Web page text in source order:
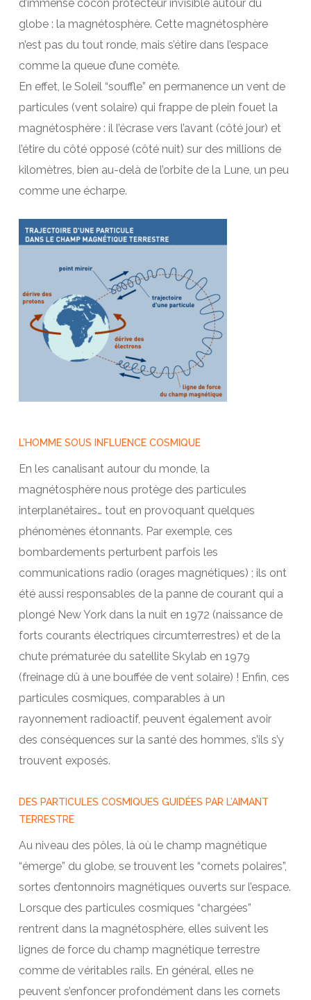
d’immense cocon protecteur invisible autour du
globe : la magnétosphère. Cette magnétosphère
n’est pas du tout ronde, mais s’étire dans l’espace
comme la queue d’une comète.
En effet, le Soleil “souffle” en permanence un vent de
particules (vent solaire) qui frappe de plein fouet la
magnétosphère : il l’écrase vers l’avant (côté jour) et
l’étire du côté opposé (côté nuit) sur des millions de
kilomètres, bien au-delà de l’orbite de la Lune, un peu
comme une écharpe.
L’HOMME SOUS INFLUENCE COSMIQUE
En les canalisant autour du monde, la
magnétosphère nous protège des particules
interplanétaires… tout en provoquant quelques
phénomènes étonnants. Par exemple, ces
bombardements perturbent parfois les
communications radio (orages magnétiques) ; ils ont
été aussi responsables de la panne de courant qui a
plongé New York dans la nuit en 1972 (naissance de
forts courants électriques circumterrestres) et de la
chute prématurée du satellite Skylab en 1979
(freinage dû à une bouffée de vent solaire) ! Enfin, ces
particules cosmiques, comparables à un
rayonnement radioactif, peuvent également avoir
des conséquences sur la santé des hommes, s’ils s’y
trouvent exposés.
DES PARTICULES COSMIQUES GUIDÉES PAR L’AIMANT
TERRESTRE
Au niveau des pôles, là où le champ magnétique
“émerge” du globe, se trouvent les “cornets polaires”,
sortes d’entonnoirs magnétiques ouverts sur l’espace.
Lorsque des particules cosmiques “chargées”
rentrent dans la magnétosphère, elles suivent les
lignes de force du champ magnétique terrestre
comme de véritables rails. En général, elles ne
peuvent s’enfoncer profondément dans les cornets